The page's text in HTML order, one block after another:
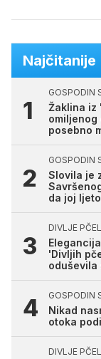
Najčitanije
GOSPODIN
Žaklina iz
omiljenog
posebno
GOSPODIN
Slovila je
da joj
DIVLJE
'Divljih
oduševila
GOSPODIN
Nikad
otoka
DIVLJE